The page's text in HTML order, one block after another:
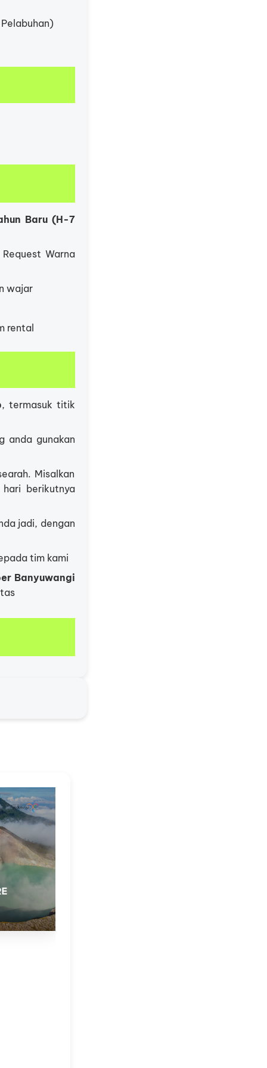
Baru (H-7
Warna
wajar
rental
, termasuk titik
anda gunakan
Misalkan
berikutnya
jadi, dengan
tim kami
Banyuwangi